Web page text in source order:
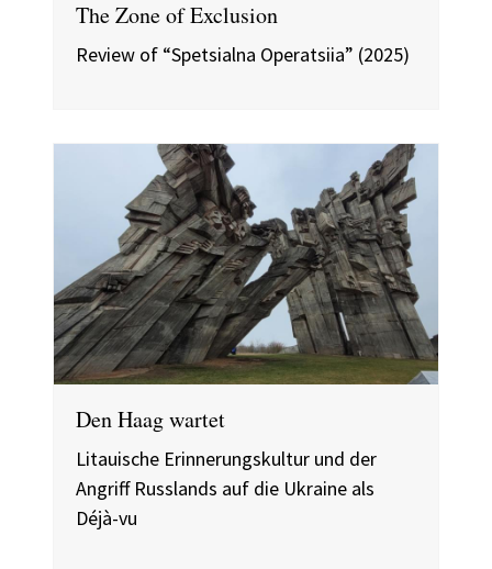
The Zone of Exclusion
Review of “Spetsialna Operatsiia” (2025)
Den Haag wartet
Litauische Erinnerungskultur und der
Angriff Russlands auf die Ukraine als
Déjà-vu